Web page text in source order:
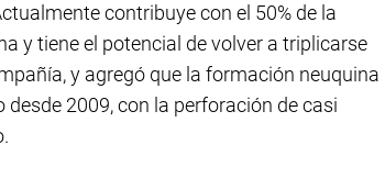
contribuye con el 50% de la
y tiene el potencial de volver a triplicarse
y agregó que la formación neuquina
2009, con la perforación de casi